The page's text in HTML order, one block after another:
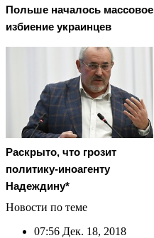
Польше началось массовое
избиение украинцев
Раскрыто, что грозит
политику-иноагенту
Надеждину*
Новости по теме
07:56 Дек. 18, 2018